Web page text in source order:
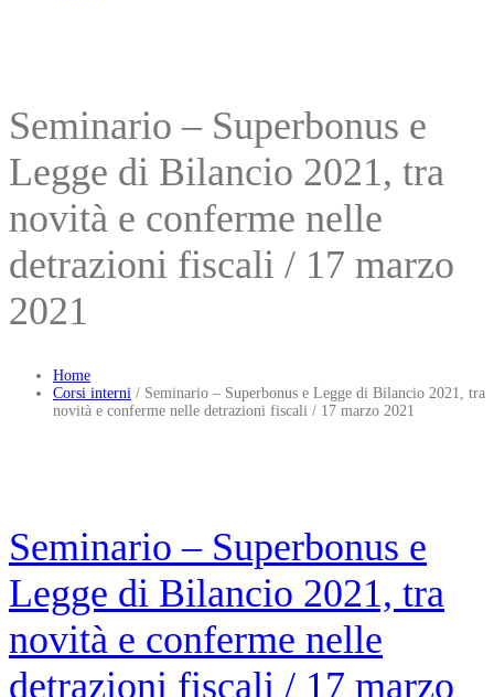
Seminario – Superbonus e
Legge di Bilancio 2021, tra
novità e conferme nelle
detrazioni fiscali / 17 marzo
2021
Home
Corsi interni / Seminario – Superbonus e Legge di Bilancio 2021, tra
novità e conferme nelle detrazioni fiscali / 17 marzo 2021
Seminario – Superbonus e
Legge di Bilancio 2021, tra
novità e conferme nelle
detrazioni fiscali / 17 marzo